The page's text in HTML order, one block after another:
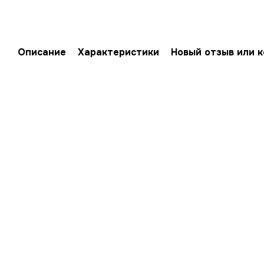
Описание Характеристики Новый отзыв или